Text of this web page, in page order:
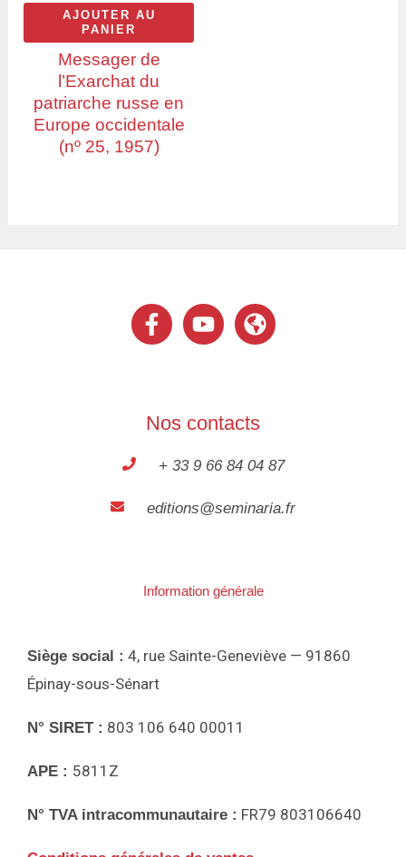
AJOUTER AU
PANIER
Messager de
l’Exarchat du
patriarche russe en
Europe occidentale
(nº 25, 1957)
Nos contacts
+ 33 9 66 84 04 87
editions@seminaria.fr
Information générale
Siège social : 4, rue Sainte-Geneviève — 91860
Épinay-sous-Sénart
N° SIRET : 803 106 640 00011
APE : 5811Z
N° TVA intracommunautaire : FR79 803106640